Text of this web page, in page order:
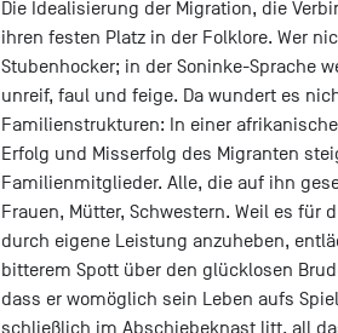
Die Idealisierung der Migration, die
ihren festen Platz in der Folklore. Wer
Stubenhocker; in der Soninke-Sprache
unreif, faul und feige. Da wundert es
Familienstrukturen: In einer
Erfolg und Misserfolg des Migranten
Familienmitglieder. Alle, die auf ihn
Frauen, Mütter, Schwestern. Weil es für
durch eigene Leistung anzuheben,
bitterem Spott über den glücklosen
dass er womöglich sein Leben aufs
schließlich im Abschiebeknast litt, all